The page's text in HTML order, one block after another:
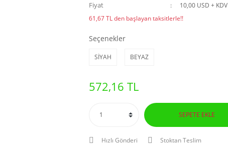
Fiyat
10,00 USD + KDV
61,67 TL den başlayan taksitlerle!!
Seçenekler
SİYAH BEYAZ
572,16 TL
SEPETE EKLE
Hızlı Gönderi Stoktan Teslim